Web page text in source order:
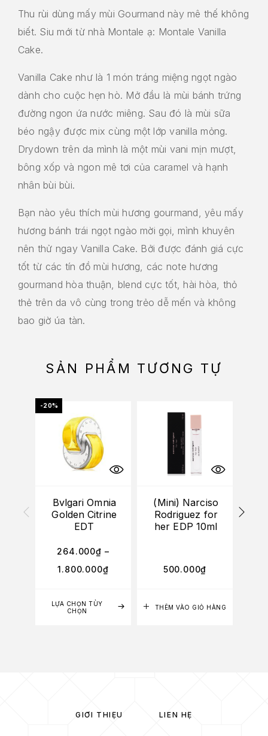
Thu rùi dùng mấy mùi Gourmand này mê thế không
biết. Siu mới từ nhà Montale ạ: Montale Vanilla
Cake.
Vanilla Cake như là 1 món tráng miệng ngọt ngào
dành cho cuộc hẹn hò. Mở đầu là mùi bánh trứng
đường ngon ứa nước miêng. Sau đó là mùi sữa
béo ngậy được mix cùng một lớp vanilla mỏng.
Drydown trên da mình là một mùi vani mịn mượt,
bông xốp và ngon mê tơi của caramel và hạnh
nhân bùi bùi.
Bạn nào yêu thích mùi hương gourmand, yêu mấy
hương bánh trái ngọt ngào mời gọi, mình khuyên
nên thử ngay Vanilla Cake. Bởi được đánh giá cực
tốt từ các tín đồ mùi hương, các note hương
gourmand hòa thuận, blend cực tốt, hài hòa, thỏ
thẻ trên da vô cùng trong trẻo dễ mến và không
bao giờ úa tàn.
SẢN PHẨM TƯƠNG TỰ
-20%
LỰA CHỌN TÙY
CHỌN
Bvlgari Omnia
Golden Citrine
EDT
264.000₫ –
1.800.000₫
THÊM VÀO GIỎ HÀNG
(Mini) Narciso
Rodriguez for
her EDP 10ml
500.000₫
GIỚI THIỆU LIÊN HỆ